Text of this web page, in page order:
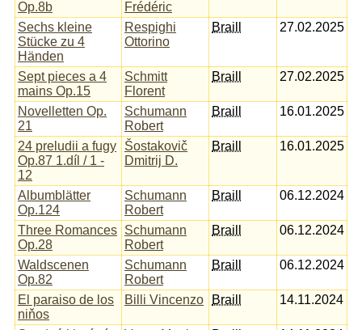
Op.8b
Frédéric
Sechs kleine
Stücke zu 4
Händen
Respighi
Ottorino
Braill 27.02.2025
Sept pieces a 4
mains Op.15
Schmitt
Florent
Braill 27.02.2025
Novelletten Op.
21
Schumann
Robert
Braill 16.01.2025
24 preludii a fugy
Op.87 1.díl / 1 -
12
Šostakovič
Dmitrij D.
Braill 16.01.2025
Albumblätter
Op.124
Schumann
Robert
Braill 06.12.2024
Three Romances
Op.28
Schumann
Robert
Braill 06.12.2024
Waldscenen
Op.82
Schumann
Robert
Braill 06.12.2024
El paraiso de los
niňos
Billi Vincenzo Braill 14.11.2024